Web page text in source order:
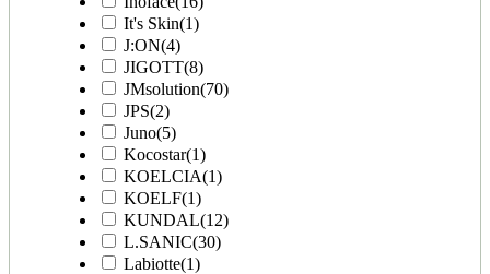
It's Skin(1)
J:ON(4)
JIGOTT(8)
JMsolution(70)
JPS(2)
Juno(5)
Kocostar(1)
KOELCIA(1)
KOELF(1)
KUNDAL(12)
L.SANIC(30)
Labiotte(1)